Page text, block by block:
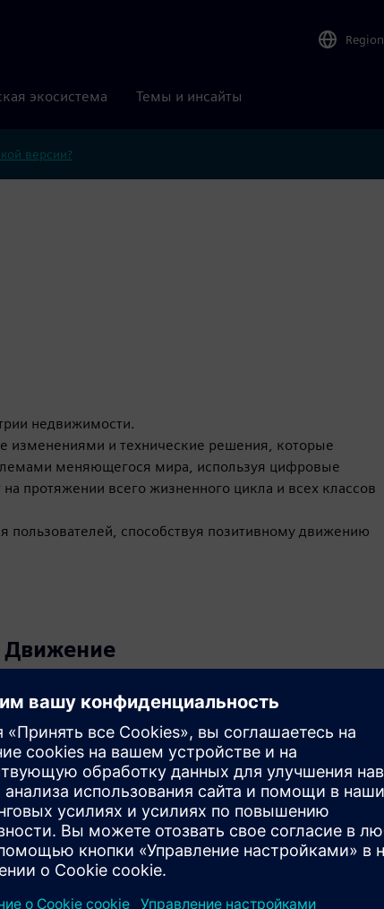
Region
экосистема Темы и инсайты
версии?
недвижимости.
изменениями и технические решения, которые
меняющегося мира, используя цифровые
протяжении всего жизненного цикла и всех классов
пользователей, способствуя позитивному движению
Движение
Услуги по внедрению, интеграции, эксплуатации и
обслуживанию продуктов/решений Siemens Xcelerator